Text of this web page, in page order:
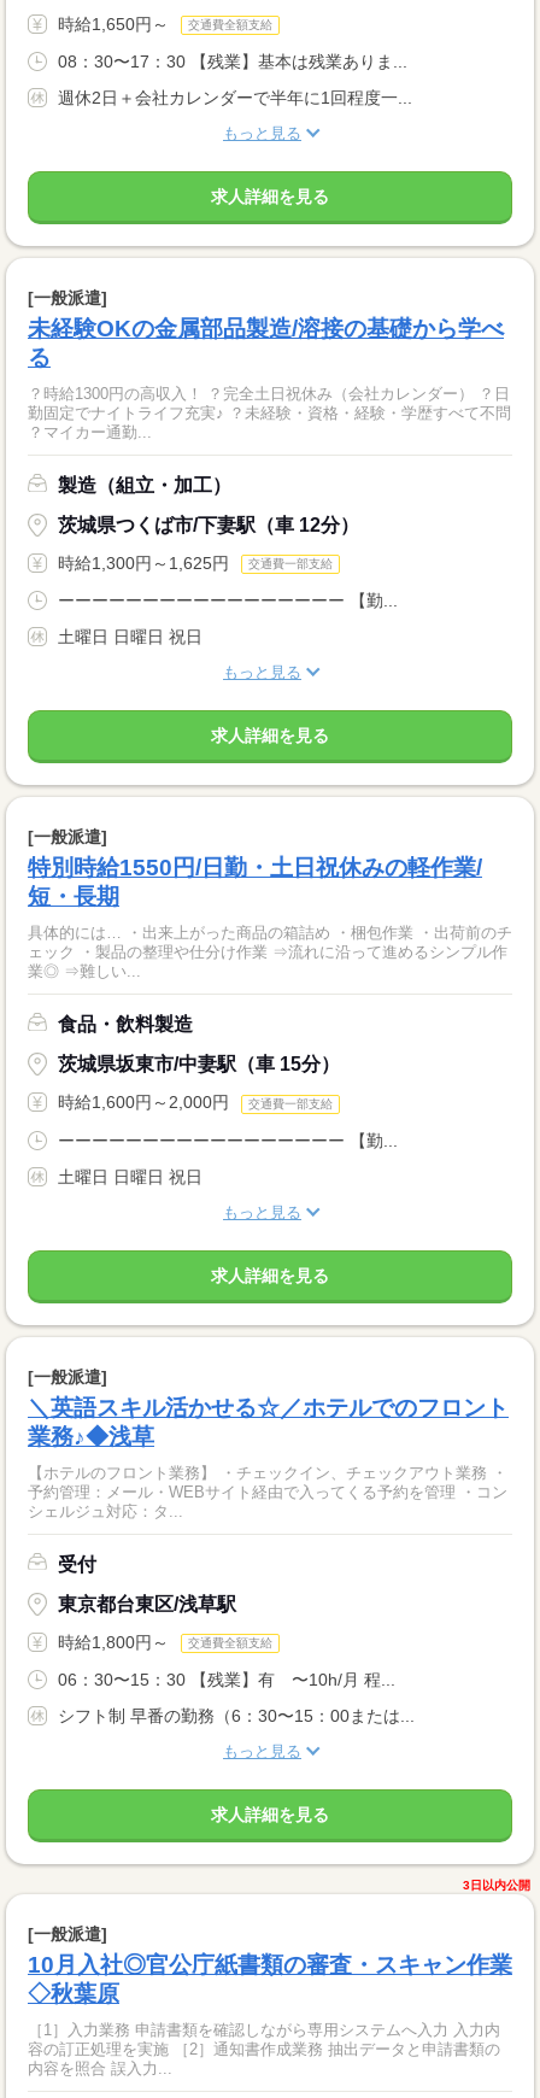
時給1,650円～ 交通費全額支給
08：30〜17：30 【残業】基本は残業ありま...
週休2日＋会社カレンダーで半年に1回程度一...
もっと見る
求人詳細を見る
[一般派遣]
未経験OKの金属部品製造/溶接の基礎から学べ
る
？時給1300円の高収入！ ？完全土日祝休み（会社カレンダー） ？日
勤固定でナイトライフ充実♪ ？未経験・資格・経験・学歴すべて不問
？マイカー通勤...
製造（組立・加工）
茨城県つくば市/下妻駅（車 12分）
時給1,300円～1,625円 交通費一部支給
ーーーーーーーーーーーーーーーーー 【勤...
土曜日 日曜日 祝日
もっと見る
求人詳細を見る
[一般派遣]
特別時給1550円/日勤・土日祝休みの軽作業/
短・長期
具体的には… ・出来上がった商品の箱詰め ・梱包作業 ・出荷前のチ
ェック ・製品の整理や仕分け作業 ⇒流れに沿って進めるシンプル作
業◎ ⇒難しい...
食品・飲料製造
茨城県坂東市/中妻駅（車 15分）
時給1,600円～2,000円 交通費一部支給
ーーーーーーーーーーーーーーーーー 【勤...
土曜日 日曜日 祝日
もっと見る
求人詳細を見る
[一般派遣]
＼英語スキル活かせる☆／ホテルでのフロント
業務♪◆浅草
【ホテルのフロント業務】 ・チェックイン、チェックアウト業務 ・
予約管理：メール・WEBサイト経由で入ってくる予約を管理 ・コン
シェルジュ対応：タ...
受付
東京都台東区/浅草駅
時給1,800円～ 交通費全額支給
06：30〜15：30 【残業】有 〜10h/月 程...
シフト制 早番の勤務（6：30〜15：00または...
もっと見る
求人詳細を見る
3日以内公開
[一般派遣]
10月入社◎官公庁紙書類の審査・スキャン作業
◇秋葉原
［1］入力業務 申請書類を確認しながら専用システムへ入力 入力内
容の訂正処理を実施 ［2］通知書作成業務 抽出データと申請書類の
内容を照合 誤入力...